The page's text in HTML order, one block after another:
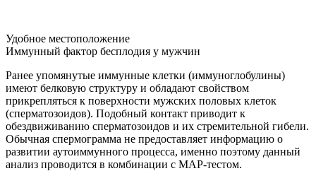
Удобное местоположение
Иммунный фактор бесплодия у мужчин
Ранее упомянутые иммунные клетки (иммуноглобулины)
имеют белковую структуру и обладают свойством
прикрепляться к поверхности мужских половых клеток
(сперматозоидов). Подобный контакт приводит к
обездвиживанию сперматозоидов и их стремительной гибели.
Обычная спермограмма не предоставляет информацию о
развитии аутоиммунного процесса, именно поэтому данный
анализ проводится в комбинации с МАР-тестом.